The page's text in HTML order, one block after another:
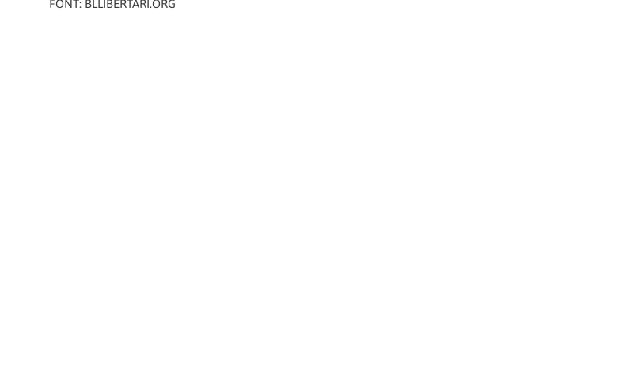
FONT: BLLIBERTARI.ORG